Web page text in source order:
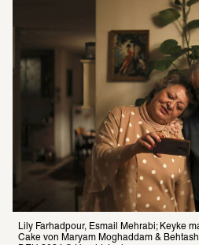
Lily Farhadpour, Esmail Mehrabi; Keyke
Cake von Maryam Moghaddam &